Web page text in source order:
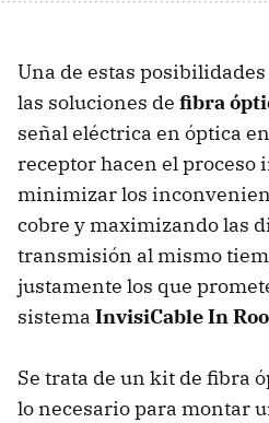
Una de estas
las soluciones de fibra
señal eléctrica en óptica
receptor hacen el proceso
minimizar los
cobre y maximizando las
transmisión al mismo
justamente los que
sistema InvisiCable In
Se trata de un kit de fibra
lo necesario para montar